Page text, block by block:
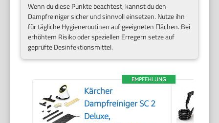
Wenn du diese Punkte beachtest, kannst du den
Dampfreiniger sicher und sinnvoll einsetzen. Nutze ihn
für tägliche Hygieneroutinen auf geeigneten Flächen. Bei
erhöhtem Risiko oder speziellen Erregern setze auf
geprüfte Desinfektionsmittel.
EMPFEHLUNG
Kärcher
Dampfreiniger SC 2
Deluxe,